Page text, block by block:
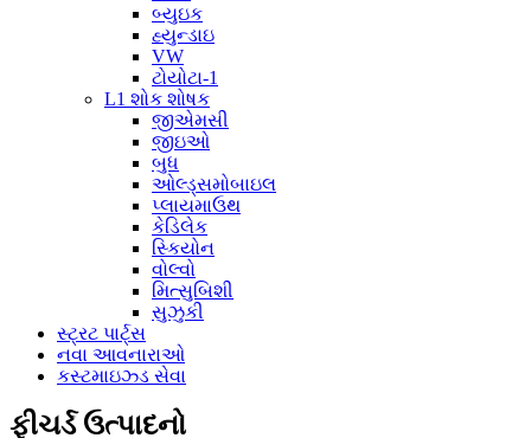
બ્યુઇક
હ્યુન્ડાઇ
VW
ટોયોટા-1
L1 શોક શોષક
જીએમસી
જીઇઓ
બુધ
ઓલ્ડ્સમોબાઇલ
પ્લાયમાઉથ
કેડિલેક
સ્કિયોન
વોલ્વો
મિત્સુબિશી
સુઝુકી
સ્ટ્રટ પાર્ટ્સ
નવા આવનારાઓ
કસ્ટમાઇઝ્ડ સેવા
ફીચર્ડ ઉત્પાદનો